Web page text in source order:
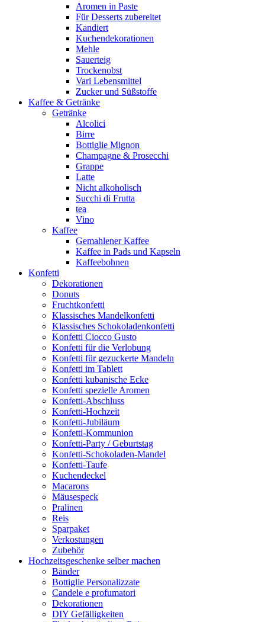
Aromen in Paste
Für Desserts zubereitet
Kandiert
Kuchendekorationen
Mehle
Sauerteig
Trockenobst
Vari Lebensmittel
Zucker und Süßstoffe
Kaffee & Getränke
Getränke
Alcolici
Birre
Bottiglie Mignon
Champagne & Prosecchi
Grappe
Latte
Nicht alkoholisch
Succhi di Frutta
tea
Vino
Kaffee
Gemahlener Kaffee
Kaffee in Pads und Kapseln
Kaffeebohnen
Konfetti
Dekorationen
Donuts
Fruchtkonfetti
Klassisches Mandelkonfetti
Klassisches Schokoladenkonfetti
Konfetti Ciocco Gusto
Konfetti für die Verlobung
Konfetti für gezuckerte Mandeln
Konfetti im Tablett
Konfetti kubanische Ecke
Konfetti spezielle Aromen
Konfetti-Abschluss
Konfetti-Hochzeit
Konfetti-Jubiläum
Konfetti-Kommunion
Konfetti-Party / Geburtstag
Konfetti-Schokoladen-Mandel
Konfetti-Taufe
Kuchendeckel
Macarons
Mäusespeck
Pralinen
Reis
Sparpaket
Verkostungen
Zubehör
Hochzeitsgeschenke selber machen
Bänder
Bottiglie Personalizzate
Candele e profumatori
Dekorationen
DIY Gefälligkeiten